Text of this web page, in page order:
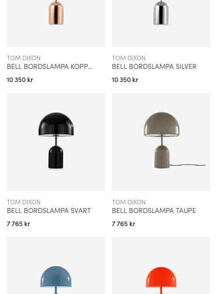
TOM DIXON
BELL BORDSLAMPA KOPPAR
10 350 kr
TOM DIXON
BELL BORDSLAMPA SILVER
10 350 kr
TOM DIXON
BELL BORDSLAMPA SVART
7 765 kr
TOM DIXON
BELL BORDSLAMPA TAUPE
7 765 kr